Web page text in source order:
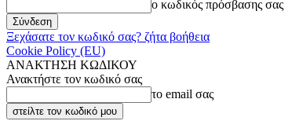
ο κωδικός πρόσβασης σας
Ξεχάσατε τον κωδικό σας? ζήτα βοήθεια
Cookie Policy (EU)
ΑΝΑΚΤΗΣΗ ΚΩΔΙΚΟΥ
Ανακτήστε τον κωδικό σας
το email σας